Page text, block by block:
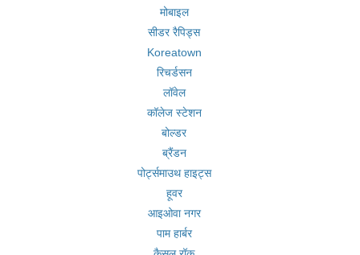
मोबाइल
सीडर रैपिड्स
Koreatown
रिचर्डसन
लॉवेल
कॉलेज स्टेशन
बोल्डर
ब्रैंडन
पोर्ट्समाउथ हाइट्स
हूवर
आइओवा नगर
पाम हार्बर